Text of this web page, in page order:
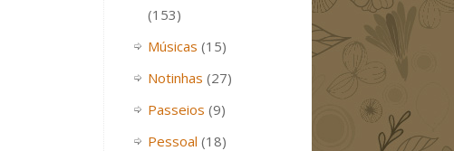
(153)
Músicas (15)
Notinhas (27)
Passeios (9)
Pessoal (18)